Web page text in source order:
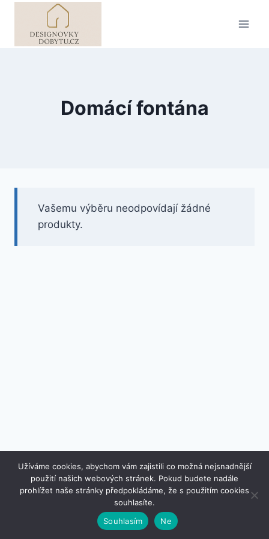
Domácí fontána
Vašemu výběru neodpovídají žádné
produkty.
© 2026 www.designovkydobytu.cz - Šablona pro
WordPress odKadence WP
Užíváme cookies, abychom vám zajistili co možná nejsnadnější
použití našich webových stránek. Pokud budete nadále
prohlížet naše stránky předpokládáme, že s použitím cookies
souhlasíte.
Souhlasím
Ne